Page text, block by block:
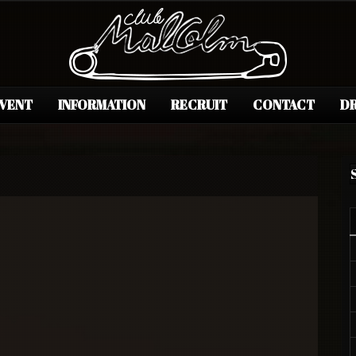
INFORMATION RECRUIT CONTACT